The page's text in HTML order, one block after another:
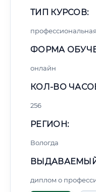
ТИП КУРСОВ:
ФОРМА
онлайн
КОЛ-ВО
256
РЕГИОН:
Вологда
диплом о